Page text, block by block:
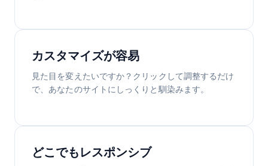
カスタマイズが容易
見た目を変えたいですか？クリックして調整するだけ
で、あなたのサイトにしっくりと馴染みます。
どこでもレスポンシブ